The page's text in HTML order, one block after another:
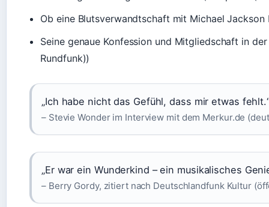
Ob eine Blutsverwandtschaft mit Michael
Seine genaue Konfession und Mitgliedschaft in
Rundfunk))
„Ich habe nicht das Gefühl, dass mir etwas
– Stevie Wonder im Interview mit dem Merkur.de
„Er war ein Wunderkind – ein musikalisches
– Berry Gordy, zitiert nach Deutschlandfunk Kultur